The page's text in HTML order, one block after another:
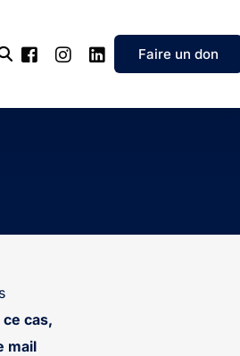
Faire un don
cas,
mail